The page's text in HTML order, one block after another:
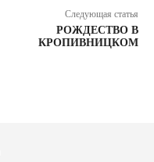
Следующая статья
РОЖДЕСТВО В
КРОПИВНИЦКОМ